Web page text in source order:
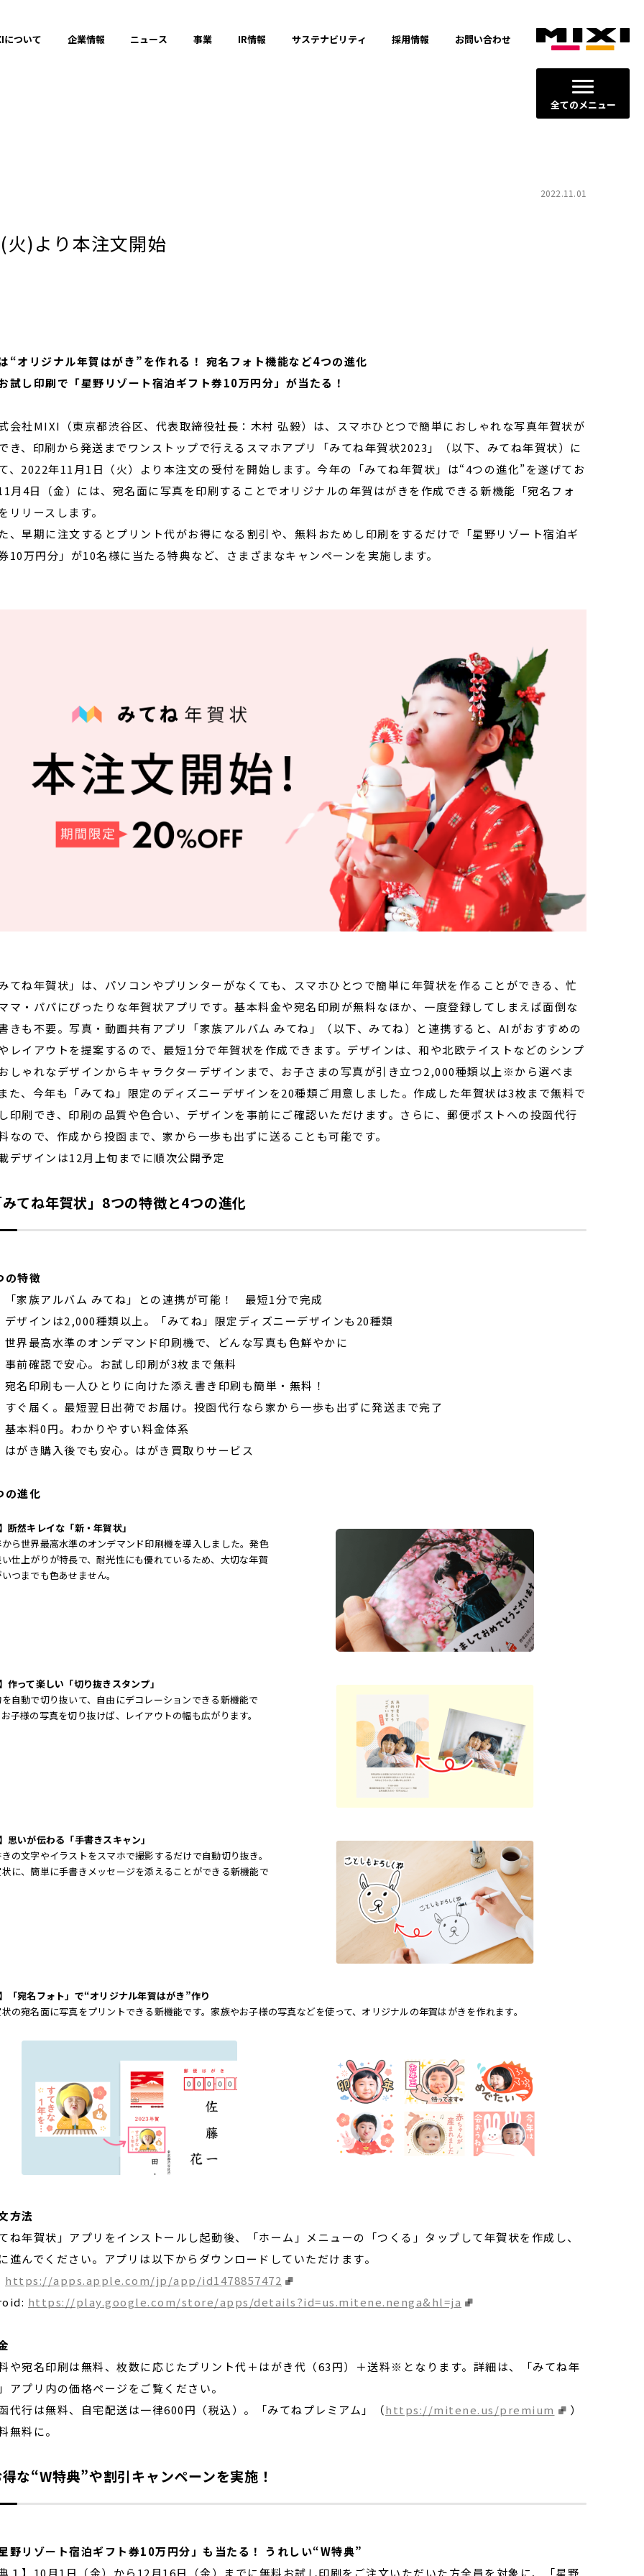
全てのメニュー
について 企業情報 ニュース 事業 IR情報 サステナビリティ 採用情報 お問い合わせ
2022.11.01
火)より本注文開始
“オリジナル年賀はがき”を作れる！ 宛名フォト機能など4つの進化
試し印刷で「星野リゾート宿泊ギフト券10万円分」が当たる！
会社MIXI（東京都渋谷区、代表取締役社長：木村 弘毅）は、スマホひとつで簡単におしゃれな写真年賀状が
き、印刷から発送までワンストップで行えるスマホアプリ「みてね年賀状2023」（以下、みてね年賀状）に
、2022年11月1日（火）より本注文の受付を開始します。今年の「みてね年賀状」は“4つの進化”を遂げてお
月4日（金）には、宛名面に写真を印刷することでオリジナルの年賀はがきを作成できる新機能「宛名フォ
リリースします。
、早期に注文するとプリント代がお得になる割引や、無料おためし印刷をするだけで「星野リゾート宿泊ギ
10万円分」が10名様に当たる特典など、さまざまなキャンペーンを実施します。
てね年賀状」は、パソコンやプリンターがなくても、スマホひとつで簡単に年賀状を作ることができる、忙
マ・パパにぴったりな年賀状アプリです。基本料金や宛名印刷が無料なほか、一度登録してしまえば面倒な
きも不要。写真・動画共有アプリ「家族アルバム みてね」（以下、みてね）と連携すると、AIがおすすめの
レイアウトを提案するので、最短1分で年賀状を作成できます。デザインは、和や北欧テイストなどのシンプ
しゃれなデザインからキャラクターデザインまで、お子さまの写真が引き立つ2,000種類以上※から選べま
た、今年も「みてね」限定のディズニーデザインを20種類ご用意しました。作成した年賀状は3枚まで無料で
印刷でき、印刷の品質や色合い、デザインを事前にご確認いただけます。さらに、郵便ポストへの投函代行
なので、作成から投函まで、家から一歩も出ずに送ることも可能です。
デザインは12月上旬までに順次公開予定
てね年賀状」8つの特徴と4つの進化
の特徴
「家族アルバム みてね」との連携が可能！ 最短1分で完成
デザインは2,000種類以上。「みてね」限定ディズニーデザインも20種類
世界最高水準のオンデマンド印刷機で、どんな写真も色鮮やかに
事前確認で安心。お試し印刷が3枚まで無料
宛名印刷も一人ひとりに向けた添え書き印刷も簡単・無料！
すぐ届く。最短翌日出荷でお届け。投函代行なら家から一歩も出ずに発送まで完了
基本料0円。わかりやすい料金体系
はがき購入後でも安心。はがき買取りサービス
の進化
断然キレイな「新・年賀状」
ら世界最高水準のオンデマンド印刷機を導入しました。発色
仕上がりが特長で、耐光性にも優れているため、大切な年賀
つまでも色あせません。
】作って楽しい「切り抜きスタンプ」
を自動で切り抜いて、自由にデコレーションできる新機能で
子様の写真を切り抜けば、レイアウトの幅も広がります。
思いが伝わる「手書きスキャン」
の文字やイラストをスマホで撮影するだけで自動切り抜き。
に、簡単に手書きメッセージを添えることができる新機能で
】「宛名フォト」で“オリジナル年賀はがき”作り
の宛名面に写真をプリントできる新機能です。家族やお子様の写真などを使って、オリジナルの年賀はがきを作れます。
方法
てね年賀状」アプリをインストールし起動後、「ホーム」メニューの「つくる」タップして年賀状を作成し、
進んでください。アプリは以下からダウンロードしていただけます。
https://apps.apple.com/jp/app/id1478857472
https://play.google.com/store/apps/details?id=us.mitene.nenga&hl=ja
や宛名印刷は無料、枚数に応じたプリント代＋はがき代（63円）＋送料※となります。詳細は、「みてね年
アプリ内の価格ページをご覧ください。
代行は無料、自宅配送は一律600円（税込）。「みてねプレミアム」（https://mitene.us/premium
）
無料に。
な“W特典”や割引キャンペーンを実施！
野リゾート宿泊ギフト券10万円分」も当たる！ うれしい“W特典”
典１】10月1日（金）から12月16日（金）までに無料お試し印刷をご注文いただいた方全員を対象に、「星野
閉じる